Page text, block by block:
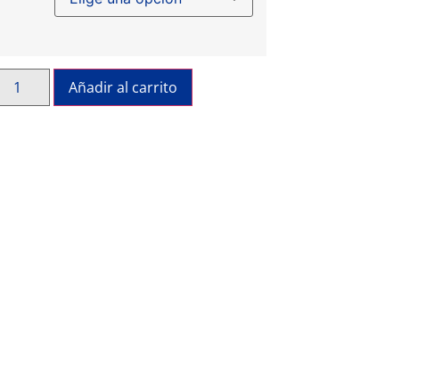
Añadir al carrito